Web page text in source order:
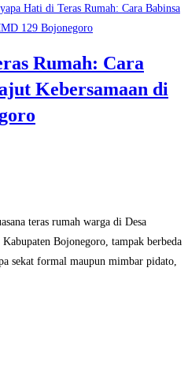
Rumah: Cara
Kebersamaan di
teras rumah warga di Desa
Bojonegoro, tampak berbeda
sekat formal maupun mimbar pidato,